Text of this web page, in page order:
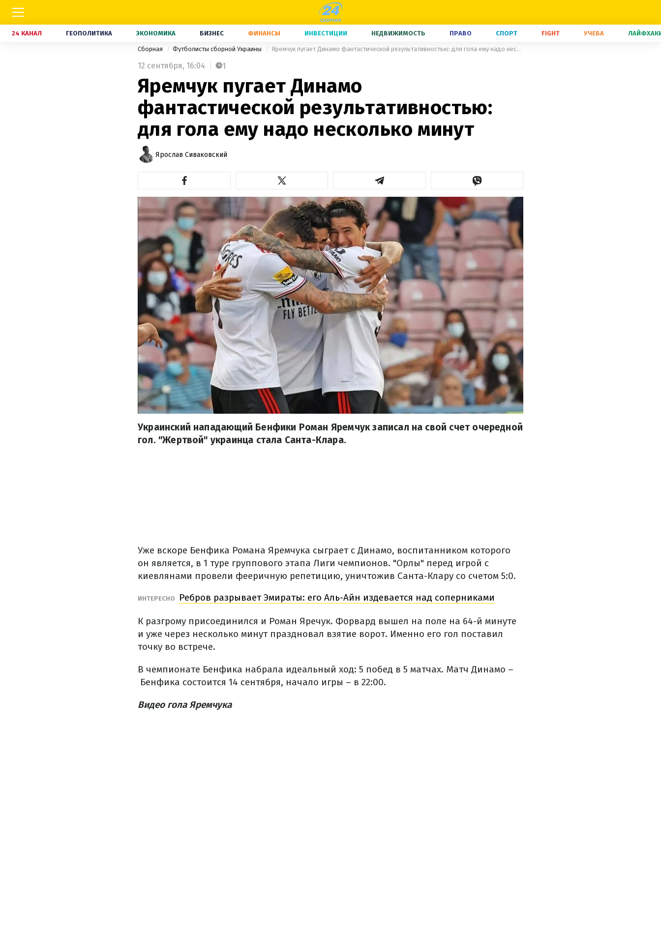
24 КАНАЛ ГЕОПОЛИТИКА ЭКОНОМИКА БИЗНЕС ФИНАНСЫ ИНВЕСТИЦИИ НЕДВИЖИМОСТЬ ПРАВО СПОРТ FIGHT УЧЕБА
Сборная Футболисты сборной Украины Яремчук пугает Динамо фантастической результативностью: для гола ему надо несколько минут
12 сентября, 16:04 1
Яремчук пугает Динамо
фантастической результативностью:
для гола ему надо несколько минут
Ярослав Сиваковский
Украинский нападающий Бенфики Роман Яремчук записал на свой счет очередной
гол. "Жертвой" украинца стала Санта-Клара.
Уже вскоре Бенфика Романа Яремчука сыграет с Динамо, воспитанником которого
он является, в 1 туре группового этапа Лиги чемпионов. "Орлы" перед игрой с
киевлянами провели фееричную репетицию, уничтожив Санта-Клару со счетом 5:0.
ИНТЕРЕСНО Ребров разрывает Эмираты: его Аль-Айн издевается над соперниками
К разгрому присоединился и Роман Яречук. Форвард вышел на поле на 64-й минуте
и уже через несколько минут праздновал взятие ворот. Именно его гол поставил
точку во встрече.
В чемпионате Бенфика набрала идеальный ход: 5 побед в 5 матчах. Матч Динамо –
Бенфика состоится 14 сентября, начало игры – в 22:00.
Видео гола Яремчука